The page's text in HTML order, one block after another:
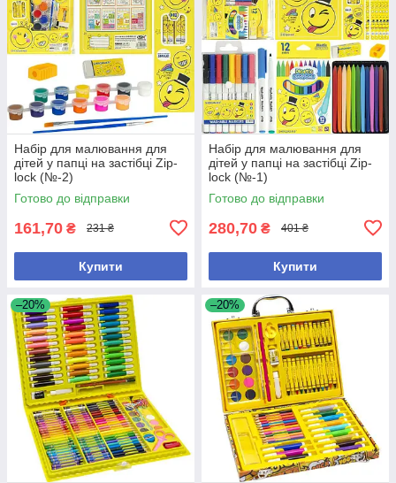
Набір для малювання для
дітей у папці на застібці Zip-
lock (№-2)
Готово до відправки
161,70 ₴ 231 ₴
Купити
Набір для малювання для
дітей у папці на застібці Zip-
lock (№-1)
Готово до відправки
280,70 ₴ 401 ₴
Купити
–20% –20%